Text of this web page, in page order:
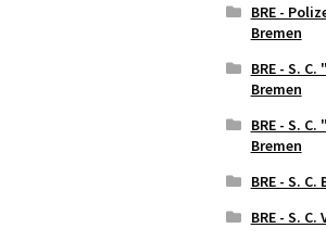
BRE -
Bremen
BRE - S.
Bremen
BRE - S.
Bremen
BRE - S.
BRE - S. C.